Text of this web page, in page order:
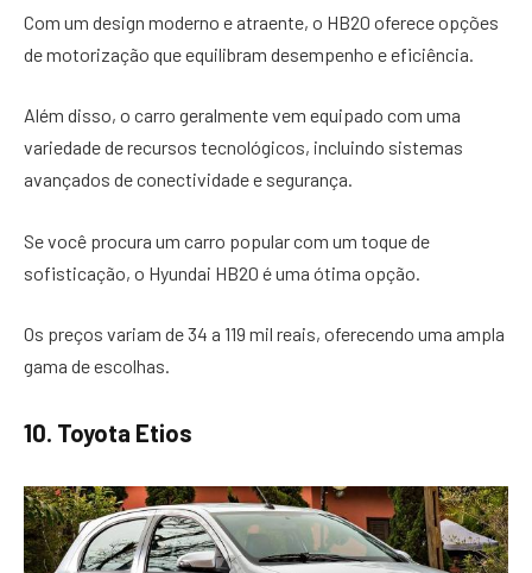
Com um design moderno e atraente, o HB20 oferece opções
de motorização que equilibram desempenho e eficiência.
Além disso, o carro geralmente vem equipado com uma
variedade de recursos tecnológicos, incluindo sistemas
avançados de conectividade e segurança.
Se você procura um carro popular com um toque de
sofisticação, o Hyundai HB20 é uma ótima opção.
Os preços variam de 34 a 119 mil reais, oferecendo uma ampla
gama de escolhas.
10. Toyota Etios